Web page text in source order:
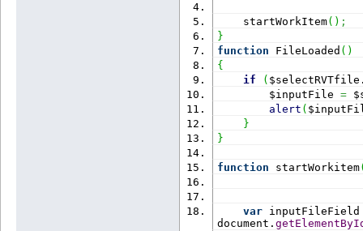
startWorkItem( ) ;
}
function FileLoaded ( )
{
if
(
$inputFile =
alert (
}
}
function startWorkitem
var
document.